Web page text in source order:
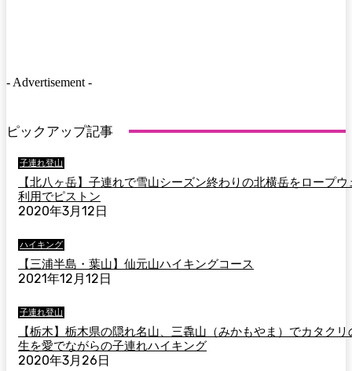
- Advertisement -
ピックアップ記事
子連れ登山
【北八ヶ岳】子連れで雪山シーズン終わりの北横岳をロープウ
利用でピストン
2020年3月12日
ハイキング
【三浦半島・葉山】仙元山ハイキングコース
2021年12月12日
子連れ登山
【栃木】栃木県の隠れ名山、三毳山（みかもやま）でカタクリ
生を愛でながらの子連れハイキング
2020年3月26日